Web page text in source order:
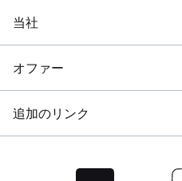
当社
オファー
追加のリンク